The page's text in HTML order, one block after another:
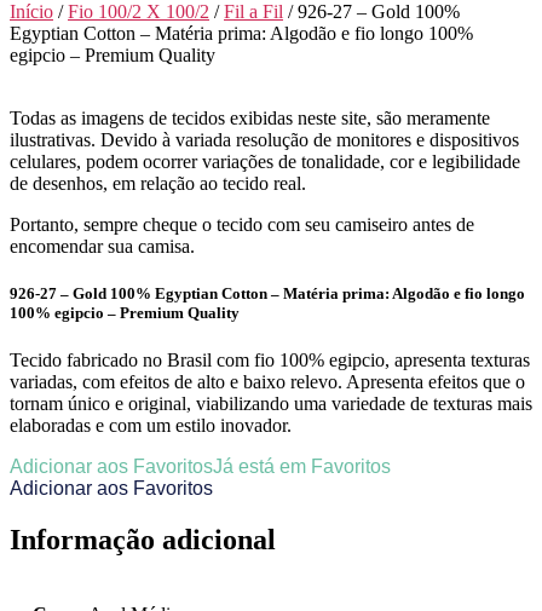
Início /Fio 100/2 X 100/2 /Fil a Fil / 926-27 – Gold 100%
Egyptian Cotton – Matéria prima: Algodão e fio longo 100%
egipcio – Premium Quality
Todas as imagens de tecidos exibidas neste site, são meramente
ilustrativas. Devido à variada resolução de monitores e dispositivos
celulares, podem ocorrer variações de tonalidade, cor e legibilidade
de desenhos, em relação ao tecido real.
Portanto, sempre cheque o tecido com seu camiseiro antes de
encomendar sua camisa.
926-27 – Gold 100% Egyptian Cotton – Matéria prima: Algodão e fio longo
100% egipcio – Premium Quality
Tecido fabricado no Brasil com fio 100% egipcio, apresenta texturas
variadas, com efeitos de alto e baixo relevo. Apresenta efeitos que o
tornam único e original, viabilizando uma variedade de texturas mais
elaboradas e com um estilo inovador.
Adicionar aos FavoritosJá está em Favoritos
Adicionar aos Favoritos
Informação adicional